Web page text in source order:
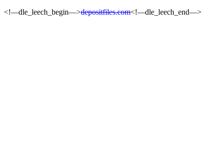
<!—dle_leech_begin—>depositfiles.com<!—dle_leech_end—>